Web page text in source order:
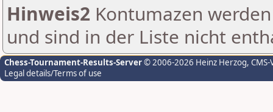
Hinweis2 Kontumazen
und sind in der Liste nicht
Chess-Tournament-Results-Server© 2006-2026 Heinz Herzog,
Legal details/Terms of use